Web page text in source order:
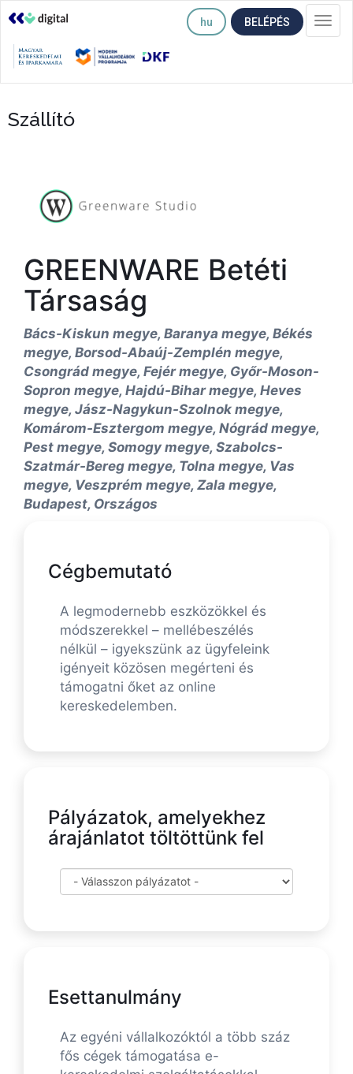
hu BELÉPÉS
Szállító
GREENWARE Betéti
Társaság
Bács-Kiskun megye, Baranya megye, Békés
megye, Borsod-Abaúj-Zemplén megye,
Csongrád megye, Fejér megye, Győr-Moson-
Sopron megye, Hajdú-Bihar megye, Heves
megye, Jász-Nagykun-Szolnok megye,
Komárom-Esztergom megye, Nógrád megye,
Pest megye, Somogy megye, Szabolcs-
Szatmár-Bereg megye, Tolna megye, Vas
megye, Veszprém megye, Zala megye,
Budapest, Országos
Cégbemutató
A legmodernebb eszközökkel és
módszerekkel – mellébeszélés
nélkül – igyekszünk az ügyfeleink
igényeit közösen megérteni és
támogatni őket az online
kereskedelemben.
Pályázatok, amelyekhez
árajánlatot töltöttünk fel
Esettanulmány
Az egyéni vállalkozóktól a több száz
fős cégek támogatása e-